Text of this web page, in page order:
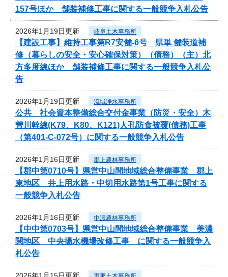
157号ほか 舗装補修工事に関する一般競争入札公告
2026年1月19日更新 岐阜土木事務所
【建設工事】維持工事第R7安舗-6号 県単 舗装道補
修（暮らしの安全・安心確保対策）（債務）（主）北
方多度線ほか 舗装補修工事に関する一般競争入札公
告
2026年1月19日更新 流域浄水事務所
公共 社会資本整備総合交付金事業（防災・安全）木
曽川幹線(K79、K80、K121)人孔防食被覆(債務)工事
（第401-C-072号）に関する一般競争入札公告
2026年1月16日更新 郡上農林事務所
【郡中第0710号】県営中山間地域総合整備事業 郡上
東地区 井上用水路・中切用水路第1号工事に関する
一般競争入札公告
2026年1月16日更新 中濃農林事務所
【中中第0703号】県営中山間地域総合整備事業 美濃
関地区 中央揚水機場改修工事 に関する一般競争入
札公告